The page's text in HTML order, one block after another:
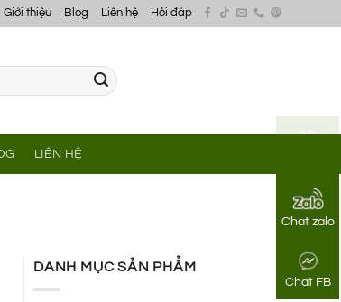
Chat zalo
Chat FB
Giới thiệu Blog Liên hệ Hỏi đáp
LIÊN HỆ
DANH MỤC SẢN PHẨM